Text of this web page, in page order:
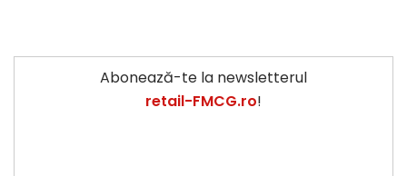
Abonează-te la newsletterul
retail-FMCG.ro!